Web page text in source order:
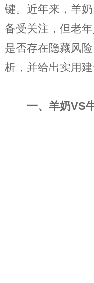
键。近年来，羊奶
备受关注，但老
是否存在隐藏风
析，并给出实用建
一、羊奶VS